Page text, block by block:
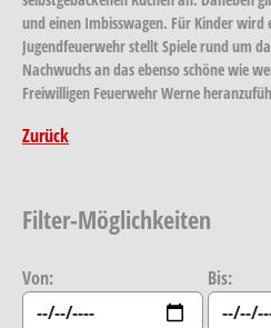
und einen Imbisswagen. Für Kinder
Jugendfeuerwehr stellt Spiele rund um
Nachwuchs an das ebenso schöne wie
Freiwilligen Feuerwehr Werne
Zurück
Filter-Möglichkeiten
Von: Bis: